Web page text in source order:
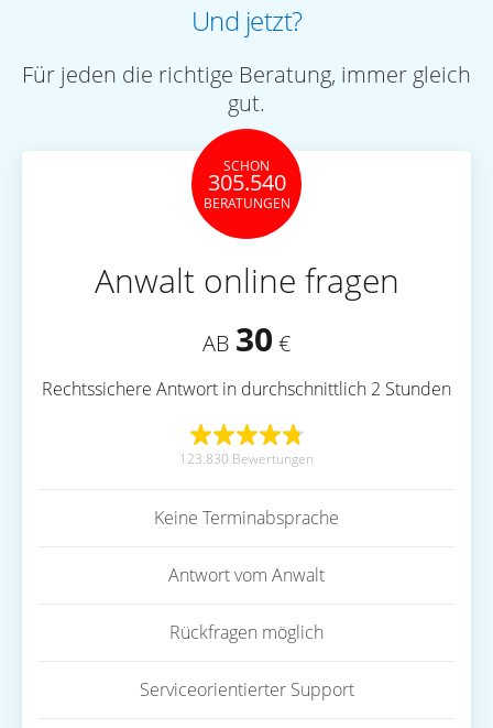
Und jetzt?
Für jeden die richtige Beratung, immer gleich
gut.
SCHON
305.540
BERATUNGEN
Anwalt online fragen
AB 30 €
Rechtssichere Antwort in durchschnittlich 2 Stunden
123.830 Bewertungen
Keine Terminabsprache
Antwort vom Anwalt
Rückfragen möglich
Serviceorientierter Support